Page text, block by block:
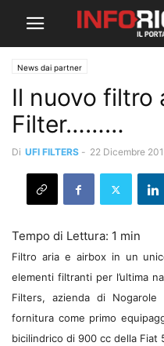
News dai partner
Il nuovo filtro
Filter………
Di UFI FILTERS - 22 Dicembre
Filtro aria e airbox in un
elementi filtranti per l’ultima
Filters, azienda di Nogarole
fornitura come primo
bicilindrico di 900 cc della Fiat